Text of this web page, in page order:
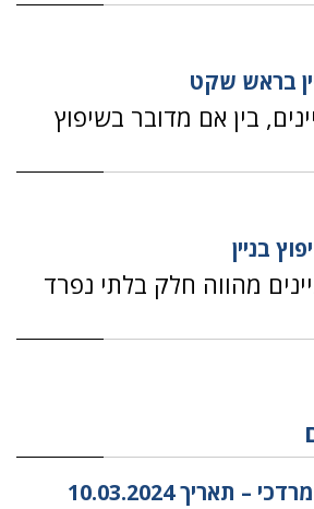
בראש שקט
בין אם מדובר בשיפוץ
בניין
מהווה חלק בלתי נפרד
– תאריך 10.03.2024